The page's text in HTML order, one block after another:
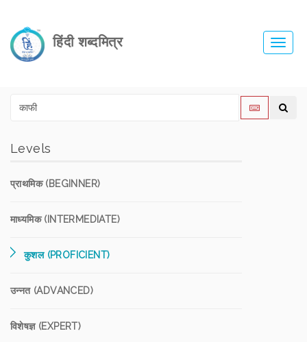
हिंदी शब्दमित्र
Levels
प्राथमिक (BEGINNER)
माध्यमिक (INTERMEDIATE)
कुशल (PROFICIENT)
उन्नत (ADVANCED)
विशेषज्ञ (EXPERT)